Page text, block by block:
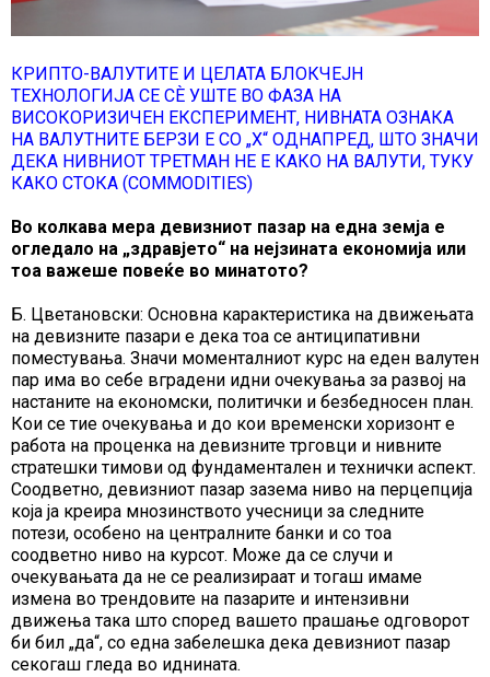
КРИПТО-ВАЛУТИТЕ И ЦЕЛАТА БЛОКЧЕЈН
ТЕХНОЛОГИЈА СЕ СÈ УШТЕ ВО ФАЗА НА
ВИСОКОРИЗИЧЕН ЕКСПЕРИМЕНТ, НИВНАТА ОЗНАКА
НА ВАЛУТНИТЕ БЕРЗИ Е СО „X“ ОДНАПРЕД, ШТО ЗНАЧИ
ДЕКА НИВНИОТ ТРЕТМАН НЕ Е КАКО НА ВАЛУТИ, ТУКУ
КАКО СТОКА (COMMODITIES)
Во колкава мера девизниот пазар на една земја е
огледало на „здравјето“ на нејзината економија или
тоа важеше повеќе во минатото?
Б. Цветановски: Основна карактеристика на движењата
на девизните пазари е дека тоа се антиципативни
поместувања. Значи моменталниот курс на еден валутен
пар има во себе вградени идни очекувања за развој на
настаните на економски, политички и безбедносен план.
Кои се тие очекувања и до кои временски хоризонт е
работа на проценка на девизните трговци и нивните
стратешки тимови од фундаментален и технички аспект.
Соодветно, девизниот пазар зазема ниво на перцепција
која ја креира мнозинството учесници за следните
потези, особено на централните банки и со тоа
соодветно ниво на курсот. Може да се случи и
очекувањата да не се реализираат и тогаш имаме
измена во трендовите на пазарите и интензивни
движења така што според вашето прашање одговорот
би бил „да“, со една забелешка дека девизниот пазар
секогаш гледа во иднината.